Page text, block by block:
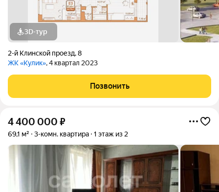
3D-тур
2-й Клинской проезд,8
ЖК «Кулик», 4 квартал 2023
Позвонить
4 400 000 ₽
69,1 м² 3-комн. квартира 1 этаж из 2